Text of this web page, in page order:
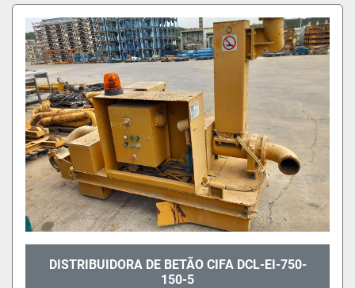
DISTRIBUIDORA DE BETÃO CIFA DCL-EI-750-
150-5